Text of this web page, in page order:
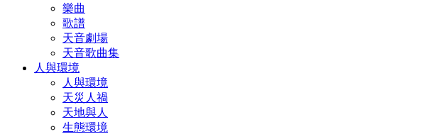
樂曲
歌譜
天音劇場
天音歌曲集
人與環境
人與環境
天災人禍
天地與人
生態環境